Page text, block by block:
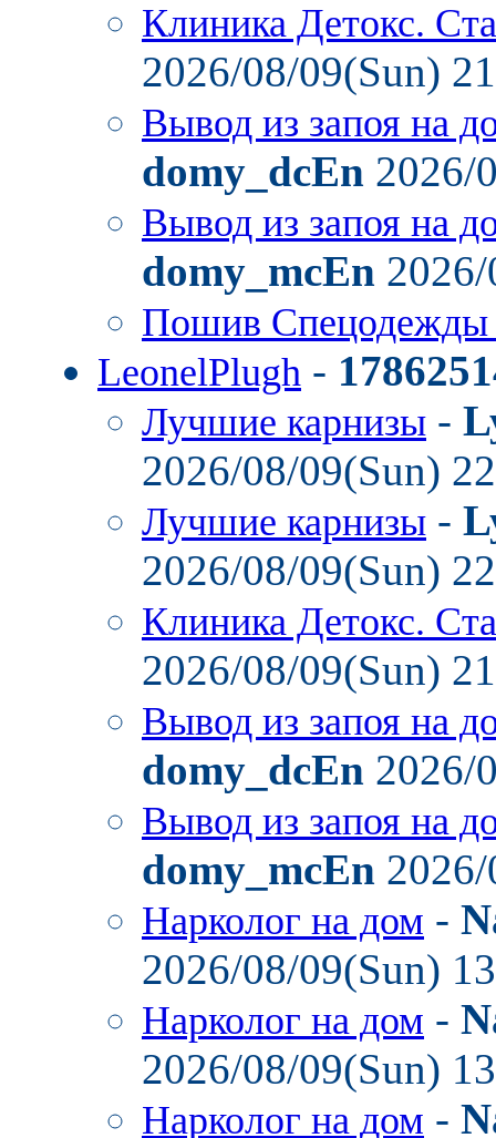
Клиника Детокс.
2026/08/09(Sun)
Вывод из запоя на
domy_dcEn 2026/
Вывод из запоя на
domy_mcEn
Пошив
LeonelPlugh -
Лучшие карнизы -
2026/08/09(Sun)
Лучшие карнизы -
2026/08/09(Sun)
Клиника Детокс.
2026/08/09(Sun)
Вывод из запоя на
domy_dcEn 2026/
Вывод из запоя на
domy_mcEn
Нарколог на дом -
2026/08/09(Sun)
Нарколог на дом -
2026/08/09(Sun)
Нарколог на дом -